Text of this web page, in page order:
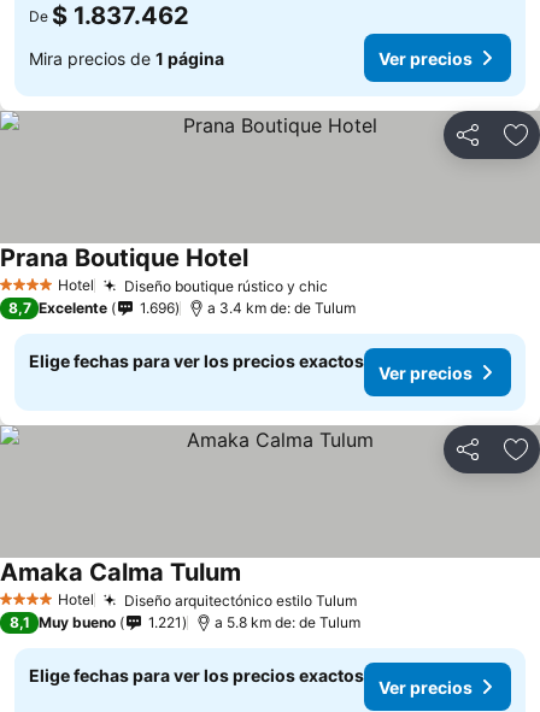
De $ 1.837.462
Mira precios de 1 página Ver precios
Compartir
4 EstrellasHotel Diseño boutique rústico y chic
Prana Boutique Hotel
8,7 Excelente 1.696 a 3.4 km de: de Tulum
Elige fechas para ver los precios exactos
Ver precios
Compartir
4 EstrellasHotel Diseño arquitectónico estilo Tulum
Amaka Calma Tulum
8,1 Muy bueno 1.221 a 5.8 km de: de Tulum
Elige fechas para ver los precios exactos
Ver precios